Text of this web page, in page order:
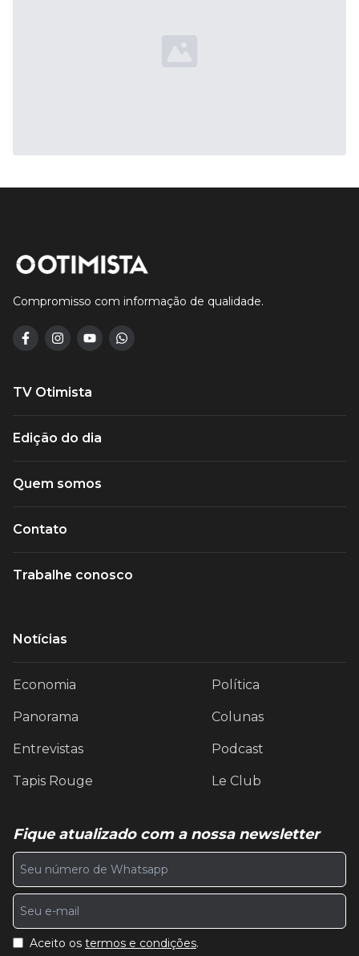
Compromisso com informação de qualidade.
TV Otimista
Edição do dia
Quem somos
Contato
Trabalhe conosco
Notícias
Economia Política
Panorama Colunas
Entrevistas Podcast
Tapis Rouge Le Club
Fique atualizado com a nossa newsletter
Aceito os termos e condições.